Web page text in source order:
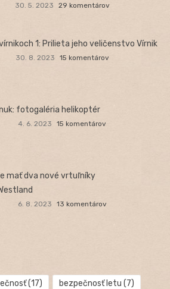
30. 5. 2023 29 komentárov
1: Prilieta jeho veličenstvo Vírnik
30. 8. 2023 15 komentárov
fotogaléria helikoptér
4. 6. 2023 15 komentárov
mať dva nové vrtuľníky
6. 8. 2023 13 komentárov
(17) bezpečnosť letu (7)